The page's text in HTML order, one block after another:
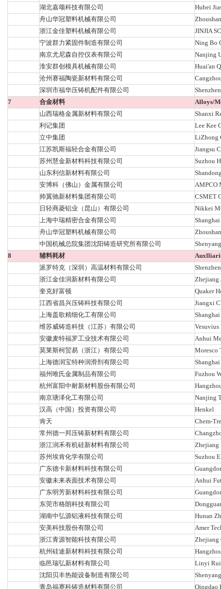
湖北嘉颂科技有限公司
Hubei
舟山华冠塑料机械有限公司
浙江金佳塑料机械有限公司
JINJIA
宁波群力紧固件制造有限公司
Ning Bo
南京尤尼森自控仪表有限公司
Nanjing
淮安群创模具机械有限公司
Huai'an
沧州赛福陶瓷新材料有限公司
深圳市福华压铸机配件有限公司
7
合金材料
Alloys/
山西瑞格金属新材料有限公司
Shanxi
利记集团
Lee Kee
立中集团
LiZhong
江苏凯斯福轻合金有限公司
Jiangsu
苏州慧金新材料科技有限公司
Suzhou
山东利信新材料有限公司
安博科（佛山）金属有限公司
AMPCO
帅翼驰新材料集团有限公司
CSMET
日轻商菱铝业（昆山）有限公司
Nikkei
上海中瑞精密合金有限公司
舟山华冠塑料机械有限公司
中国机械总院集团沈阳铸造研究所有限公司
8
辅料耗材
派罗特克（深圳）高温材料有限公司
浙江金佳润新材料有限公司
Zhejiang
奎克好富顿
Quaker
江西省昌兴压铸科技有限公司
Jiangxi
上海盖歌精细化工有限公司
维苏威铸造科技（江苏）有限公司
Vesuvius
安徽麦特福罗工业技术有限公司
Anhui
莫莱斯柯贸易（浙江）有限公司
Moresco
上海德润宝特种润滑剂有限公司
福州唯氏金属制品有限公司
Fuzhou
杭州富阳中耐新材料股份有限公司
南京瑭泽化工有限公司
Nanjing
汉高（中国）投资有限公司
Henkel
肯天
Chem-
常州德一邦压铸新材料有限公司
浙江润禾有机硅新材料有限公司
Zhejiang
苏州埃肯化学有限公司
Suzhou
广东德卡新材料科技有限公司
安徽未来表面技术有限公司
Anhui
广东明芳新材料科技有限公司
东莞市格朗科技有限公司
湖南中弘源铝液科技有限公司
Hunan
安美科技股份有限公司
Amer
浙江青源智能科技有限公司
Zhejiang
杭州硅途新材料科技有限公司
临邑瑞弘新材料有限公司
Linyi
沈阳贝丰热能设备制造有限公司
青岛福赛科铸造材料有限公司
Qingdao